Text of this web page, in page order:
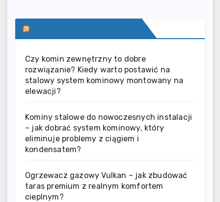
Czy komin zewnętrzny to dobre
rozwiązanie? Kiedy warto postawić na
stalowy system kominowy montowany na
elewacji?
Kominy stalowe do nowoczesnych instalacji
– jak dobrać system kominowy, który
eliminuje problemy z ciągiem i
kondensatem?
Ogrzewacz gazowy Vulkan – jak zbudować
taras premium z realnym komfortem
cieplnym?